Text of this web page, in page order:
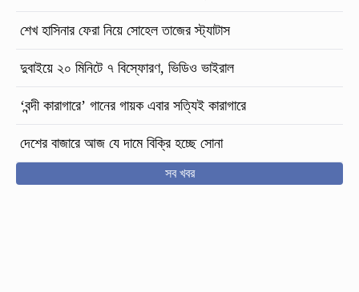
শেখ হাসিনার ফেরা নিয়ে সোহেল তাজের স্ট্যাটাস
দুবাইয়ে ২০ মিনিটে ৭ বিস্ফোরণ, ভিডিও ভাইরাল
‘বন্দী কারাগারে’ গানের গায়ক এবার সত্যিই কারাগারে
দেশের বাজারে আজ যে দামে বিক্রি হচ্ছে সোনা
সব খবর